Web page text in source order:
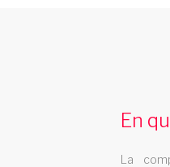
alpe cotes d azur
hall guyane
En
La